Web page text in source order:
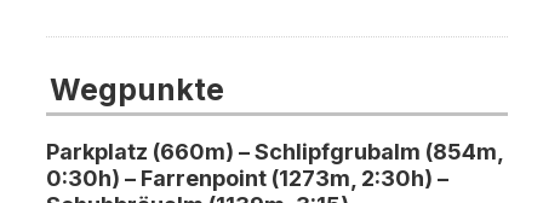
Wegpunkte
Parkplatz (660m) – Schlipfgrubalm (854m,
0:30h) – Farrenpoint (1273m, 2:30h) –